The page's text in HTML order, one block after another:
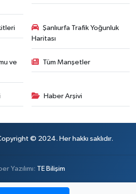
Şanlıurfa Trafik Yoğunluk
Haritası
ve
Tüm Manşetler
Haber Arşivi
© 2024. Her hakkı saklıdır.
Yazılımı: TE Bilişim